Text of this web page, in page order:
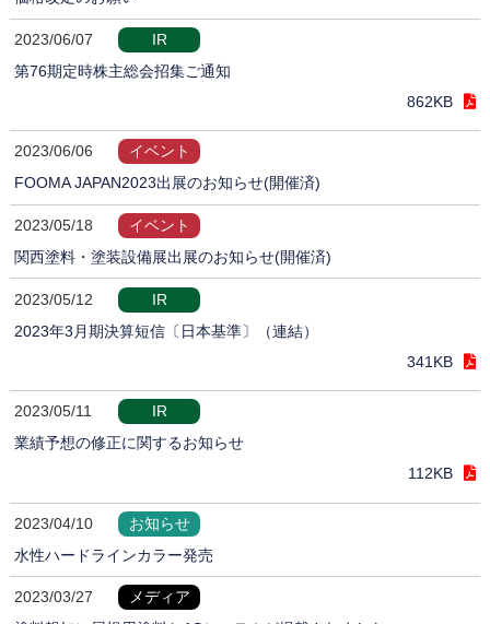
2023/06/07
IR
第76期定時株主総会招集ご通知
862KB
2023/06/06
イベント
FOOMA JAPAN2023出展のお知らせ(開催済)
2023/05/18
イベント
関西塗料・塗装設備展出展のお知らせ(開催済)
2023/05/12
IR
2023年3月期決算短信〔日本基準〕（連結）
341KB
2023/05/11
IR
業績予想の修正に関するお知らせ
112KB
2023/04/10
お知らせ
水性ハードラインカラー発売
2023/03/27
メディア